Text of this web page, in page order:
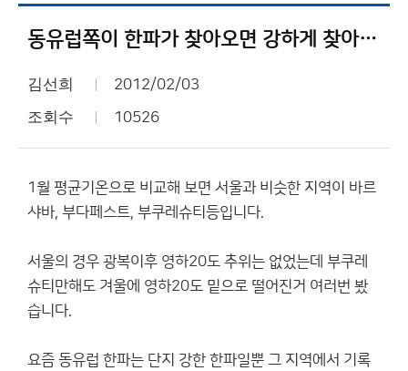
동유럽쪽이 한파가 찾아오면 강하게 찾아오죠.
김선희 2012/02/03
조회수 10526
1월 평균기온으로 비교해 보면 서울과 비슷한 지역이 바르
샤바, 부다페스트, 부쿠레슈티등입니다.
서울의 경우 광복이후 영하20도 추위는 없었는데 부쿠레
슈티만해도 겨울에 영하20도 밑으로 떨어진거 여러번 봤
습니다.
요즘 동유럽 한파는 단지 강한 한파일뿐 그 지역에서 기록